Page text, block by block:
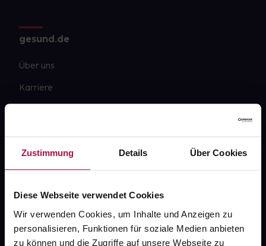
Zustimmung Details Über Cookies
Diese Webseite verwendet Cookies
Wir verwenden Cookies, um Inhalte und Anzeigen zu
personalisieren, Funktionen für soziale Medien anbieten
zu können und die Zugriffe auf unsere Webseite zu
gesund.de
Über uns
Karriere
PAYBACK
Sanitätshäuser
Datenschutz
AGB